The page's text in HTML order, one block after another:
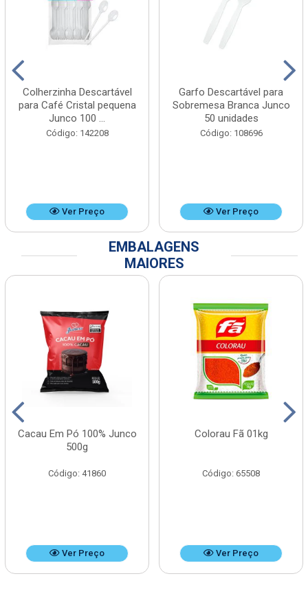
Colherzinha Descartável
para Café Cristal pequena
Junco 100 ...
Código: 142208
Ver Preço
Garfo Descartável para
Sobremesa Branca Junco
50 unidades
Código: 108696
Ver Preço
EMBALAGENS
MAIORES
Cacau Em Pó 100% Junco
500g
Código: 41860
Ver Preço
Colorau Fã 01kg
Código: 65508
Ver Preço